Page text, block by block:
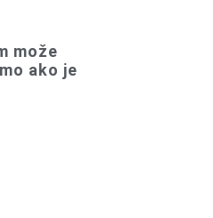
može
ako je